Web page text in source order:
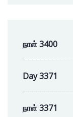
நாள் 3400
Day 3371
நாள் 3371